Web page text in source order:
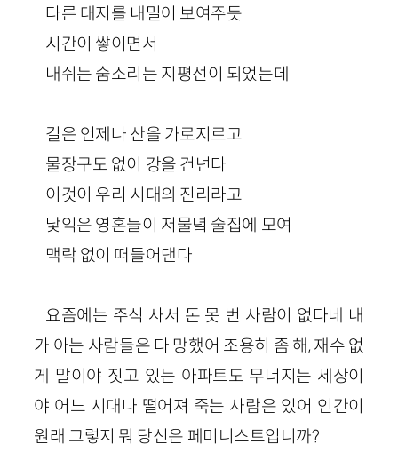
다른 대지를 내밀어 보여주듯
시간이 쌓이면서
내쉬는 숨소리는 지평선이 되었는데
길은 언제나 산을 가로지르고
물장구도 없이 강을 건넌다
이것이 우리 시대의 진리라고
낯익은 영혼들이 저물녘 술집에 모여
맥락 없이 떠들어댄다
요즘에는 주식 사서 돈 못 번 사람이 없다네 내
가 아는 사람들은 다 망했어 조용히 좀 해, 재수 없
게 말이야 짓고 있는 아파트도 무너지는 세상이
야 어느 시대나 떨어져 죽는 사람은 있어 인간이
원래 그렇지 뭐 당신은 페미니스트입니까?